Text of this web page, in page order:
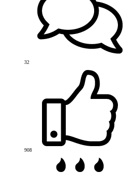
32
908